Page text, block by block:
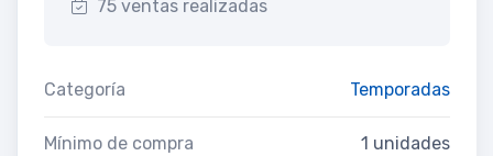
75 ventas realizadas
Categoría Temporadas
Mínimo de compra 1 unidades